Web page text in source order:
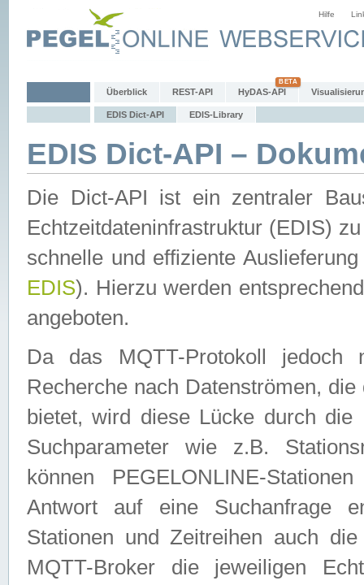
Hilfe
Überblick REST-API HyDAS-API
EDIS Dict-API EDIS-Library
EDIS Dict-API –
Die Dict-API ist ein zentraler
Echtzeitdateninfrastruktur (EDIS)
schnelle und effiziente
EDIS). Hierzu werden
angeboten.
Da das MQTT-Protokoll jedoch
Recherche nach Datenströmen,
bietet, wird diese Lücke durch die
Suchparameter wie z.B.
können PEGELONLINE-
Antwort auf eine Suchanfrage
Stationen und Zeitreihen auch
MQTT-Broker die jeweiligen